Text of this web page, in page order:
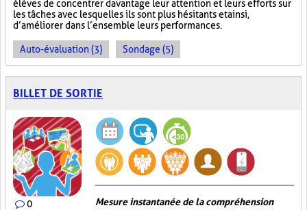
élèves de concentrer davantage leur attention et leurs efforts sur
les tâches avec lesquelles ils sont plus hésitants et ainsi,
d’améliorer dans l’ensemble leurs performances.
Auto-évaluation (3) Sondage (5)
BILLET DE SORTIE
0 Mesure instantanée de la compréhension